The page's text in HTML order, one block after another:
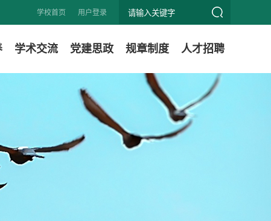
学校首页 用户登录
学术交流 党建思政 规章制度 人才招聘